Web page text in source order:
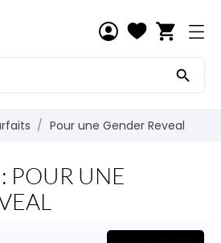
shopping_cart

Pour une Gender Reveal
POUR UNE